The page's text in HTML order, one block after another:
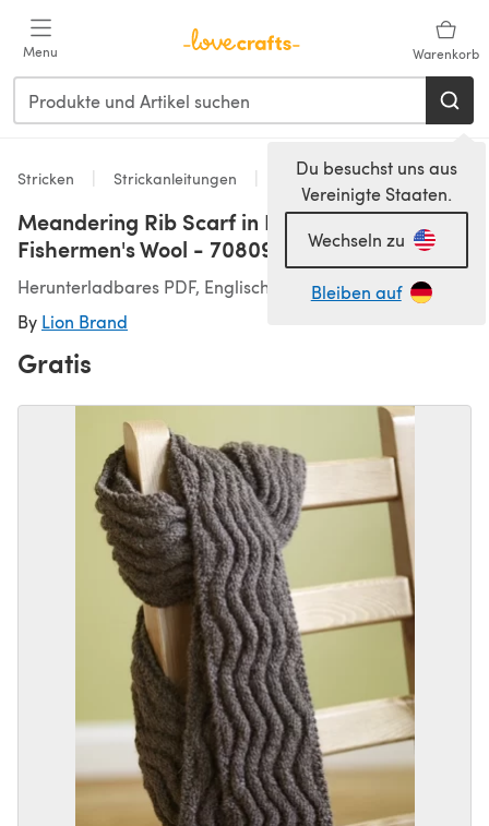
Menu Warenkorb
Du besuchst uns aus
Vereinigte Staaten.
Wechseln zu
Bleiben auf
Stricken Strickanleitungen Tücher
Meandering Rib Scarf in Lion Brand
Fishermen's Wool - 70809AD
Herunterladbares PDF, Englisch
By Lion Brand
Gratis